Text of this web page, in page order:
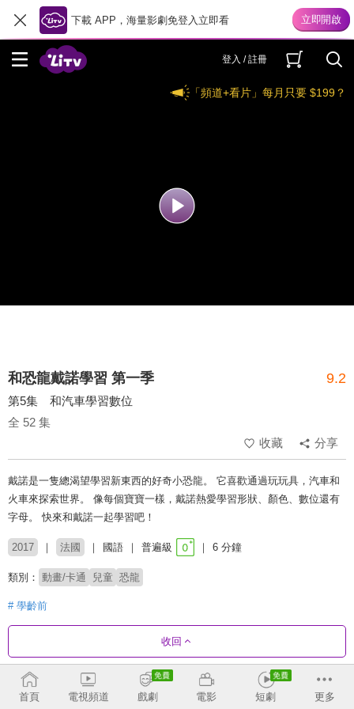
下載 APP，海量影劇免登入立即看
登入 / 註冊
「頻道+看片」每月只要 $199？
和恐龍戴諾學習 第一季 9.2
第5集 和汽車學習數位
全 52 集
收藏
分享
戴諾是一隻總渴望學習新東西的好奇小恐龍。 它喜歡通過玩玩具，汽車和
火車來探索世界。 像每個寶寶一樣，戴諾熱愛學習形狀、顏色、數位還有
字母。 快來和戴諾一起學習吧！
2017 法國 國語 普遍級 6 分鐘
類別： 動畫/卡通 兒童 恐龍
# 學齡前
收回
劇集列表 正序
首頁 電視頻道 戲劇 電影 短劇 更多